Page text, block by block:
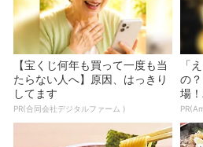
【宝くじ何年も買って一度も当
たらない人へ】原因、はっきり
してます
PR(合同会社デジタルファーム )
「
の
場